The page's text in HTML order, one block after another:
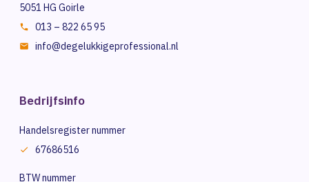
5051 HG Goirle
013 – 822 65 95
info@degelukkigeprofessional.nl
Bedrijfsinfo
Handelsregister nummer
67686516
BTW nummer